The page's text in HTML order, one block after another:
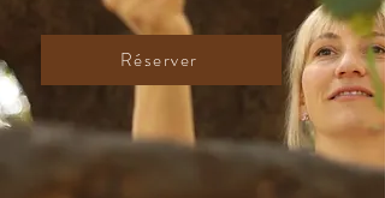
Réserver